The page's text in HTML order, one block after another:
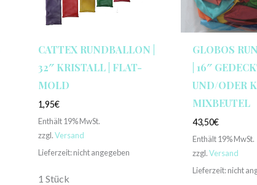
CATTEX RUNDBALLON |
32″ KRISTALL | FLAT-
MOLD
1,95€
Enthält 19% MwSt.
zzgl.Versand
Lieferzeit: nicht angegeben
1 Stück
GLOBOS
| 16″
UND/ODER
MIXBEUTEL
43,50€
Enthält 19% MwSt.
zzgl.Versand
Lieferzeit: nicht